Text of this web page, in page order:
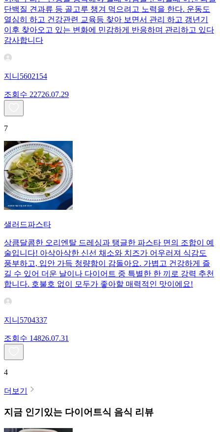
단백질 견과류 등 골고루 챙겨 먹으려고 노력을 한다. 운동도
열심히 하고 건강관련 교육등 찾아 보면서 관리 하고 갱년기
이후 찾아오고 있는 변화에 민감하게 반응하며 관리하고 있다
감사합니다
지니5602154
조회수 22726.07.29
7
샐러드파스타
상큼달콤한 오리엔탈 드레싱과 탱글한 파스타 면의 조합이 예
술입니다! 아삭아삭한 신선 채소와 치즈가 어우러져 식감도
풍부하고, 입안 가득 청량함이 감돌아요. 가볍고 건강하게 즐
길 수 있어 더운 날이나 다이어트 중 특별한 한 끼로 강력 추천
합니다. 호불호 없이 모두가 좋아할 매력적인 맛이에요!
지니5704337
조회수 14826.07.31
4
더보기
지금 인기있는 다이어트식 음식 리뷰